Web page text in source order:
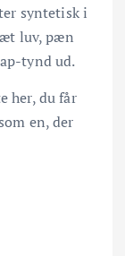
syntetisk i
luv, pæn
tynd ud.
her, du får
en, der